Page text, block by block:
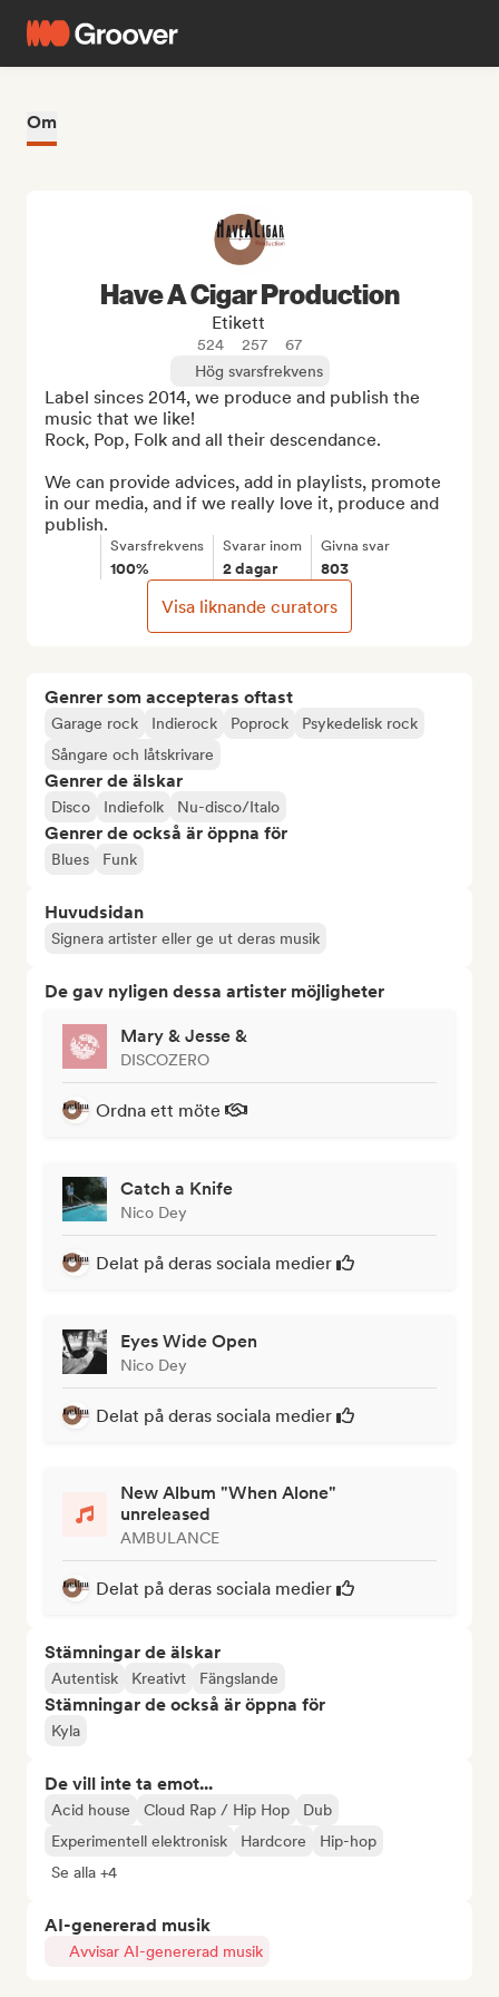
Om
Genrer som accepteras oftast
Garage rock Indierock Poprock
Psykedelisk rock
Sångare och låtskrivare
Genrer de älskar
Disco Indiefolk Nu-disco/Italo
Genrer de också är öppna för
Blues Funk
Huvudsidan
Signera artister eller ge ut deras musik
De gav nyligen dessa artister möjligheter
Mary & Jesse &
DISCOZERO
Ordna ett möte
Catch a Knife
Nico Dey
Delat på deras sociala medier
Eyes Wide Open
Nico Dey
Delat på deras sociala medier
New Album "When Alone"
unreleased
AMBULANCE
Delat på deras sociala medier
Stämningar de älskar
Autentisk Kreativt Fängslande
Stämningar de också är öppna för
Kyla
De vill inte ta emot...
Acid house Cloud Rap / Hip Hop
Dub
Experimentell elektronisk
Hardcore
Hip-hop
Se alla +4
AI-genererad musik
Avvisar AI-genererad musik
Have A Cigar Production
Etikett
524 257
67
Hög svarsfrekvens
Label sinces 2014, we produce and publish the
music that we like!
Rock, Pop, Folk and all their descendance.
We can provide advices, add in playlists, promote
in our media, and if we really love it, produce and
publish.
Svarsfrekvens
100%
Svarar inom
2 dagar
Givna svar
803
Visa liknande curators